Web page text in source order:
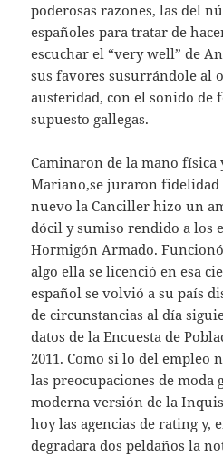
poderosas razones, las del
españoles para tratar de
escuchar el “very well” de
sus favores susurrándole al
austeridad, con el sonido de
supuesto gallegas.
Caminaron de la mano física
Mariano,se juraron fidelidad
nuevo la Canciller hizo un
dócil y sumiso rendido a los
Hormigón Armado.
algo ella se licenció en esa
español se volvió a su país
de circunstancias al día
datos de la Encuesta de
2011. Como si lo del empleo
las preocupaciones de moda
moderna versión de la
hoy las agencias de rating y,
degradara dos peldaños la